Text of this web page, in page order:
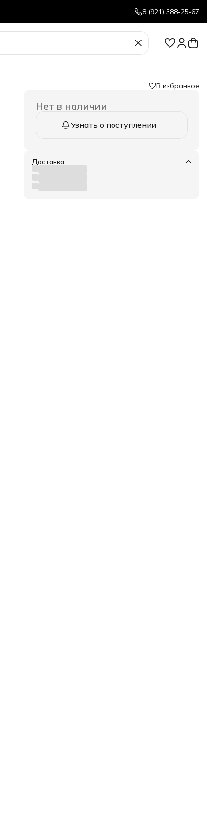
8 (921) 388-25-67
В избранное
Нет в наличии
Узнать о поступлении
Доставка